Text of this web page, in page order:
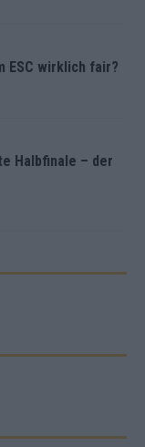
ESC wirklich fair?
Halbfinale – der